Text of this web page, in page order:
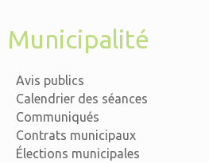
Municipalité
Avis publics
Calendrier des séances
Communiqués
Contrats municipaux
Élections municipales